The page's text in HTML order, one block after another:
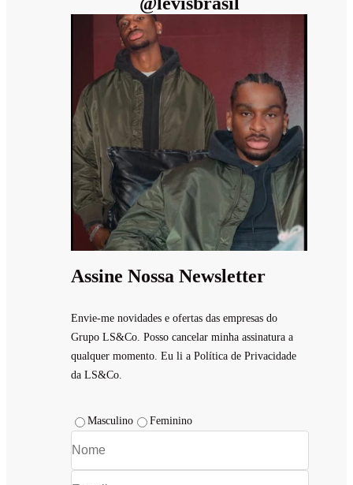
Assine Nossa Newsletter
Envie-me novidades e ofertas das empresas do
Grupo LS&Co. Posso cancelar minha assinatura a
qualquer momento. Eu li a Política de Privacidade
da LS&Co.
Masculino Feminino